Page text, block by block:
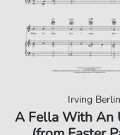
Irving Berlin
A Fella With An